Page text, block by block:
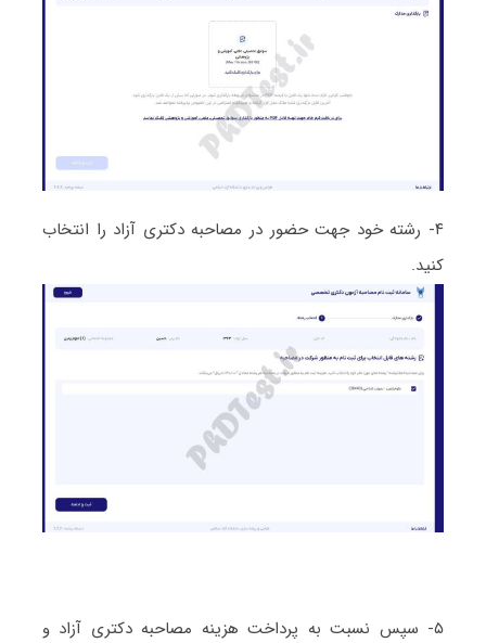
۴- رشته خود جهت حضور در مصاحبه دکتری آزاد را انتخاب
کنید.
۵- سپس نسبت به پرداخت هزینه مصاحبه دکتری آزاد و